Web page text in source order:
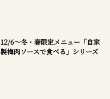
12/6～冬・春限定メニュー「自家
製梅肉ソースで食べる」シリーズ